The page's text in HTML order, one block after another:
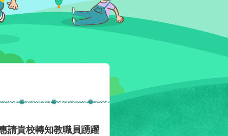
請貴校轉知教職員踴躍